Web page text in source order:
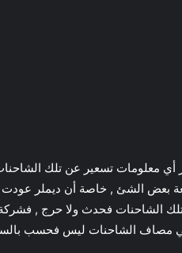
بعض الشئ , خاصة أن ديملر عودت
الشاحنات فحدث ولا حرج , فشركة
مصاف الشاحنات ليس فحسب بالسوق